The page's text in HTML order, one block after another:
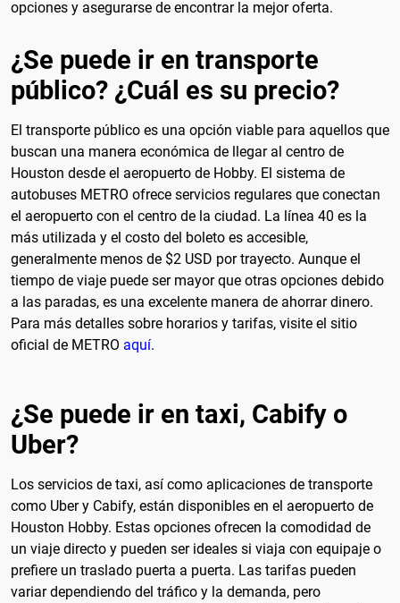
opciones y asegurarse de encontrar la mejor oferta.
¿Se puede ir en transporte
público? ¿Cuál es su precio?
El transporte público es una opción viable para aquellos que
buscan una manera económica de llegar al centro de
Houston desde el aeropuerto de Hobby. El sistema de
autobuses METRO ofrece servicios regulares que conectan
el aeropuerto con el centro de la ciudad. La línea 40 es la
más utilizada y el costo del boleto es accesible,
generalmente menos de $2 USD por trayecto. Aunque el
tiempo de viaje puede ser mayor que otras opciones debido
a las paradas, es una excelente manera de ahorrar dinero.
Para más detalles sobre horarios y tarifas, visite el sitio
oficial de METRO aquí.
¿Se puede ir en taxi, Cabify o
Uber?
Los servicios de taxi, así como aplicaciones de transporte
como Uber y Cabify, están disponibles en el aeropuerto de
Houston Hobby. Estas opciones ofrecen la comodidad de
un viaje directo y pueden ser ideales si viaja con equipaje o
prefiere un traslado puerta a puerta. Las tarifas pueden
variar dependiendo del tráfico y la demanda, pero